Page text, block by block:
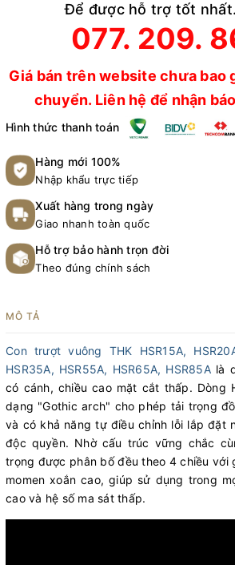
Để được hỗ trợ tốt
077. 209.
Giá bán trên website chưa bao
chuyển. Liên hệ để nhận
Hình thức thanh toán
Hàng mới 100%
Nhập khẩu trực tiếp
Xuất hàng trong ngày
Giao nhanh toàn quốc
Hỗ trợ bảo hành trọn đời
Theo đúng chính sách
MÔ TẢ
Con trượt vuông THK HSR15A,
HSR35A, HSR55A, HSR65A, HSR85Alà
có cánh, chiều cao mặt cắt thấp. Dòng
dạng "Gothic arch" cho phép tải trọng
và có khả năng tự điều chỉnh lỗi lắp đặt
độc quyền. Nhờ cấu trúc vững chắc
trọng được phân bố đều theo 4 chiều với
momen xoắn cao, giúp sử dụng trong
cao và hệ số ma sát thấp.